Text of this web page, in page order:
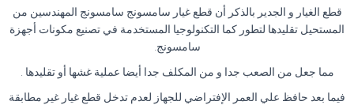
قطع الغيار و الجدير بالذكر أن قطع غيار سامسونج سامسونج المهندسين من
المستحيل تقليدها لتطور كما التكنولوجيا المستخدمة في تصنيع مكونات أجهزة
سامسونج.
مما جعل من الصعب جدا و من المكلف جدا أيضا عملية غشها أو تقليدها .
فيما بعد حافظ علي العمر الإفتراضي للجهاز لعدم تدخل قطع غيار غير مطابقة